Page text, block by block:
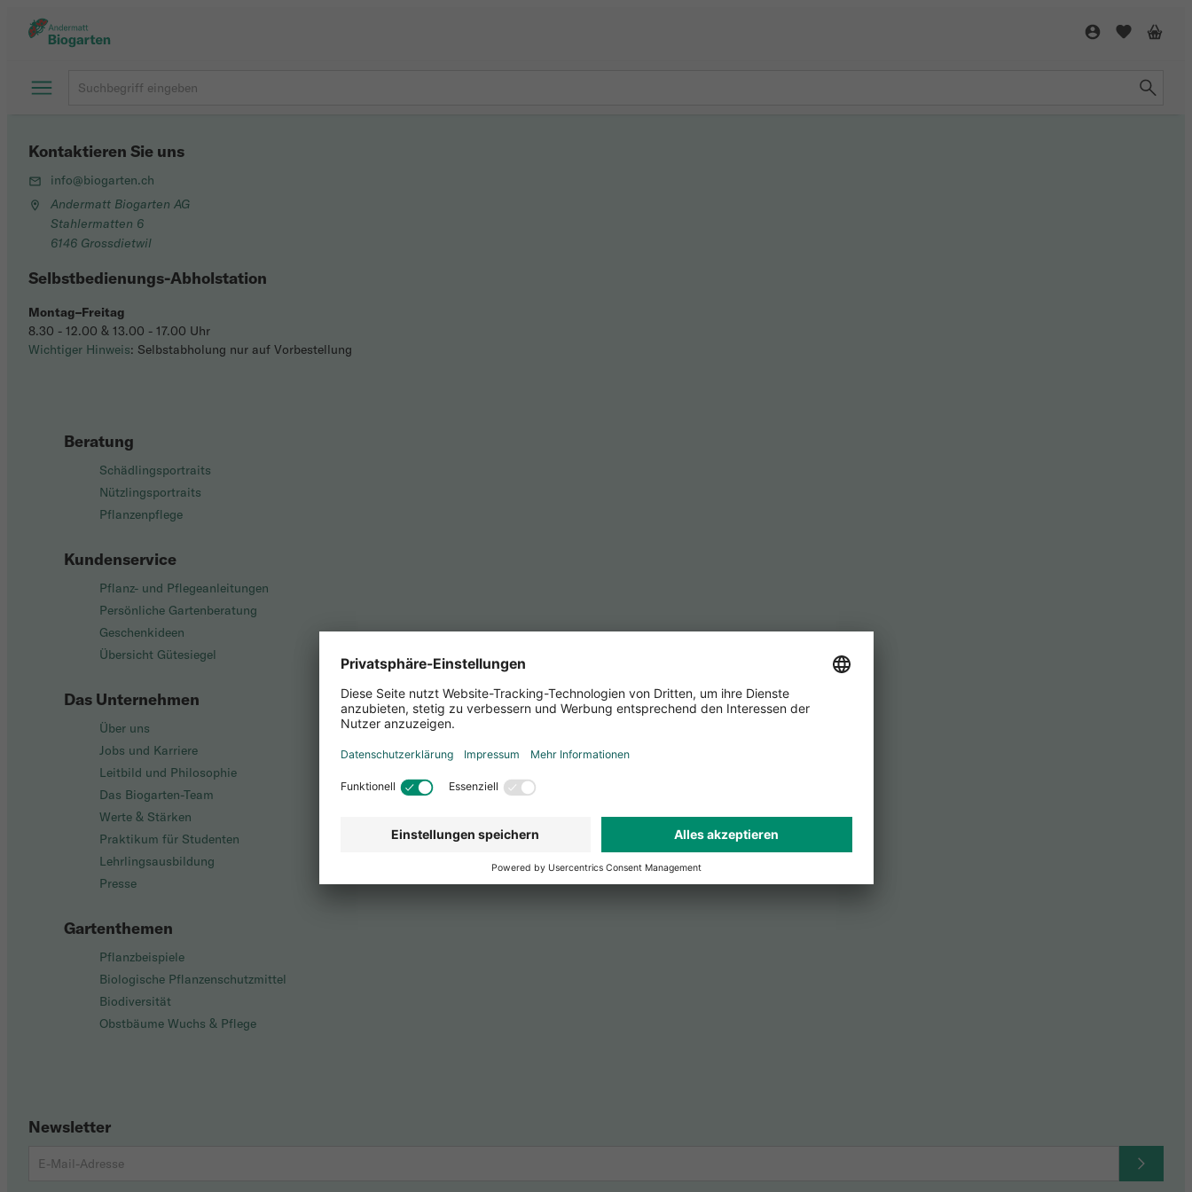
Beratung
Schädlingsportraits
Nützlingsportraits
Pflanzenpflege
Kundenservice
Pflanz- und Pflegeanleitungen
Persönliche Gartenberatung
Geschenkideen
Übersicht Gütesiegel
Das Unternehmen
Über uns
Jobs und Karriere
Leitbild und Philosophie
Das Biogarten-Team
Werte & Stärken
Praktikum für Studenten
Lehrlingsausbildung
Presse
Gartenthemen
Pflanzbeispiele
Biologische Pflanzenschutzmittel
Biodiversität
Obstbäume Wuchs & Pflege
Newsletter
Kontaktieren Sie uns
info@biogarten.ch
Andermatt Biogarten AG
Stahlermatten 6
6146 Grossdietwil
Selbstbedienungs-Abholstation
Montag–Freitag
8.30 - 12.00 & 13.00 - 17.00 Uhr
Wichtiger Hinweis: Selbstabholung nur auf Vorbestellung